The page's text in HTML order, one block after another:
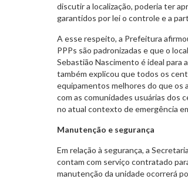
discutir a localização, poderia ter
garantidos por lei o controle e a
A esse respeito, a Prefeitura
PPPs são padronizadas e que o
Sebastião Nascimento é ideal para
também explicou que todos os
equipamentos melhores do que os
com as comunidades usuárias dos
no atual contexto de emergência
Manutenção e segurança
Em relação à segurança, a
contam com serviço contratado
manutenção da unidade ocorrerá